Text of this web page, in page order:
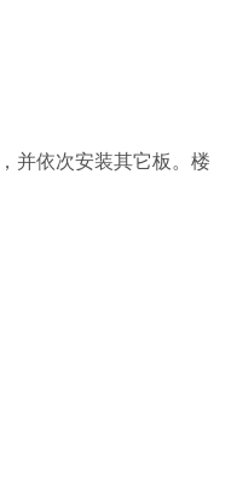
并依次安装其它板。楼